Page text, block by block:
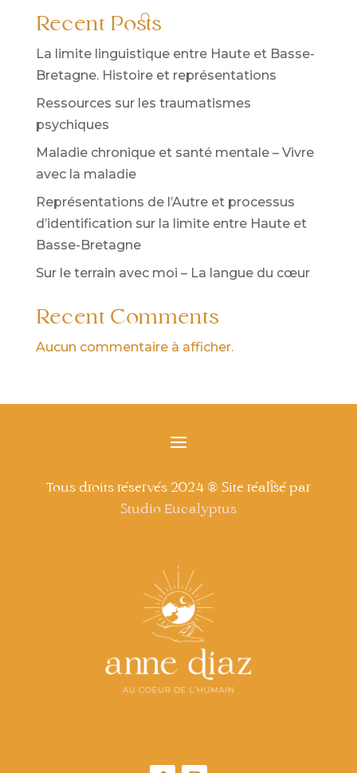
Recent Posts
La limite linguistique entre Haute et Basse-
Bretagne. Histoire et représentations
Ressources sur les traumatismes
psychiques
Maladie chronique et santé mentale – Vivre
avec la maladie
Représentations de l’Autre et processus
d’identification sur la limite entre Haute et
Basse-Bretagne
Sur le terrain avec moi – La langue du cœur
Recent Comments
Aucun commentaire à afficher.
Tous droits réservés 2024 ® Site réalisé par
Studio Eucalyptus